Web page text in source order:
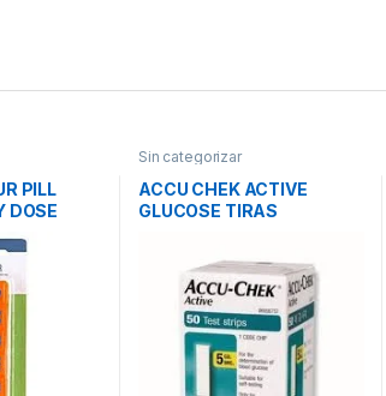
PILL
DOSE
Sin categorizar
ACCU CHEK ACTIVE
GLUCOSE TIRAS